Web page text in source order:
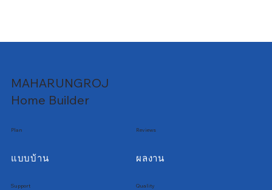
Quality
Support
Plan
แบบบ้าน
Reviews
ผลงาน
MAHARUNGROJ
Home Builder